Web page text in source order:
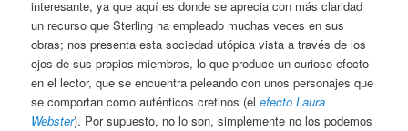
interesante, ya que aquí es donde se aprecia con más claridad
un recurso que Sterling ha empleado muchas veces en sus
obras; nos presenta esta sociedad utópica vista a través de los
ojos de sus propios miembros, lo que produce un curioso efecto
en el lector, que se encuentra peleando con unos personajes que
se comportan como auténticos cretinos (elefecto Laura
Webster). Por supuesto, no lo son, simplemente no los podemos